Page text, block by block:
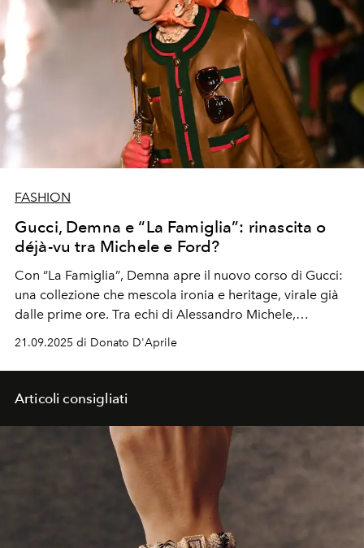
FASHION
Gucci, Demna e “La Famiglia”: rinascita o
déjà-vu tra Michele e Ford?
Con “La Famiglia”, Demna apre il nuovo corso di Gucci:
una collezione che mescola ironia e heritage, virale già
dalle prime ore. Tra echi di Alessandro Michele,
sensualità alla Tom Ford e strategie di comunicazione
chirurgiche, la maison della doppia G prova a riscrivere
il proprio futuro.
21.09.2025 di Donato D'Aprile
Articoli consigliati